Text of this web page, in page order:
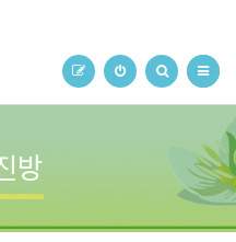
방